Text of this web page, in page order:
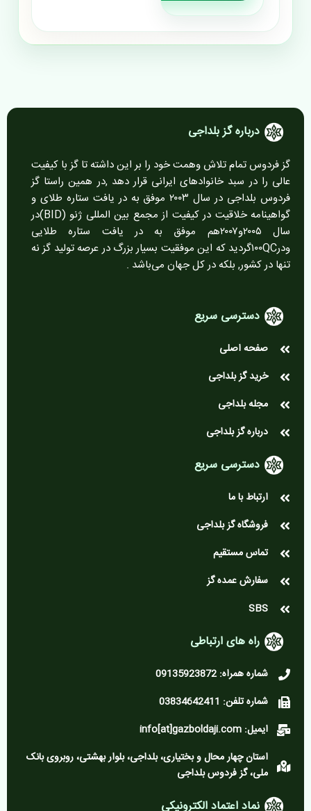
درباره گز بلداجی
گز فردوس تمام تلاش وهمت خود را بر این داشته تا گز با کیفیت
عالی را در سبد خانوادهای ایرانی قرار دهد ,در همین راستا گز
فردوس بلداجی در سال ۲۰۰۳ موفق به در یافت ستاره طلای و
گواهینامه خلاقیت در کیفیت از مجمع بین المللی ژنو (BID)در
سال ۲۰۰۵و۲۰۰۷هم موفق به در یافت ستاره طلایی
ودر۱۰۰QCگردید که این موفقیت بسیار بزرگ در عرصه تولید گز نه
تنها در کشور, بلکه در کل جهان می‌باشد .
دسترسی سریع
صفحه اصلی
خرید گز بلداجی
مجله بلداجی
درباره گز بلداجی
دسترسی سریع
ارتباط با ما
فروشگاه گز بلداجی
تماس مستقیم
سفارش عمده گز
SBS
راه های ارتباطی
شماره همراه: 09135923872
شماره تلفن: 03834642411
ایمیل: info[at]gazboldaji.com
استان چهار محال و بختیاری، بلداجی، بلوار بهشتی، روبروی بانک
ملی، گز فردوس بلداجی
نماد اعتماد الکترونیکی